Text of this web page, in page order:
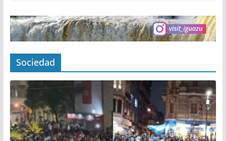
Sociedad